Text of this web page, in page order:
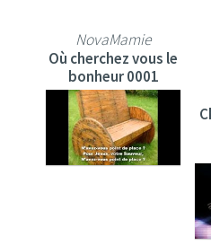
NovaMamie
Où cherchez vous le
bonheur 0001